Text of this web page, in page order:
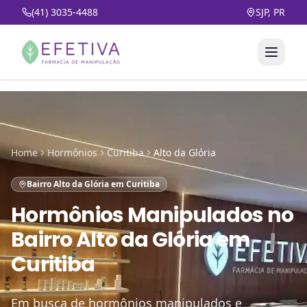
(41) 3035-4488 SJP, PR
Home Hormônios Curitiba Alto da Glória
Bairro Alto da Glória em Curitiba
Hormônios Manipuladosno
Bairro Alto da Glória em
Curitiba
Em busca de hormônios manipulados e